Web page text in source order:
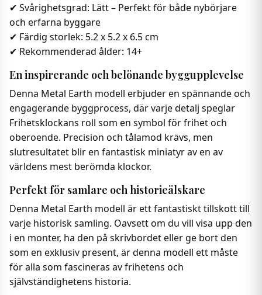
✔ Svårighetsgrad: Lätt – Perfekt för både nybörjare
och erfarna byggare
✔ Färdig storlek: 5.2 x 5.2 x 6.5 cm
✔ Rekommenderad ålder: 14+
En inspirerande och belönande byggupplevelse
Denna Metal Earth modell erbjuder en spännande och
engagerande byggprocess, där varje detalj speglar
Frihetsklockans roll som en symbol för frihet och
oberoende. Precision och tålamod krävs, men
slutresultatet blir en fantastisk miniatyr av en av
världens mest berömda klockor.
Perfekt för samlare och historieälskare
Denna Metal Earth modell är ett fantastiskt tillskott till
varje historisk samling. Oavsett om du vill visa upp den
i en monter, ha den på skrivbordet eller ge bort den
som en exklusiv present, är denna modell ett måste
för alla som fascineras av frihetens och
självständighetens historia.